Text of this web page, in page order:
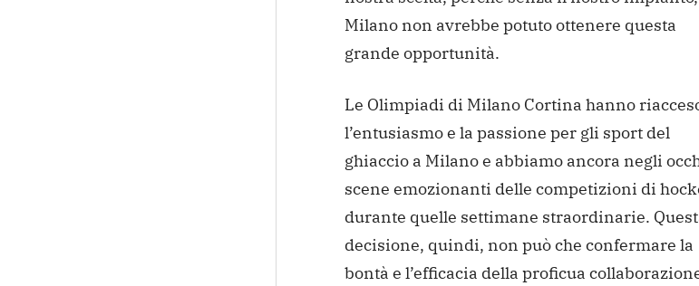
Milano non avrebbe potuto ottenere questa
grande opportunità.
Le Olimpiadi di Milano Cortina hanno
l’entusiasmo e la passione per gli sport del
ghiaccio a Milano e abbiamo ancora negli
scene emozionanti delle competizioni di
durante quelle settimane straordinarie.
decisione, quindi, non può che confermare la
bontà e l’efficacia della proficua